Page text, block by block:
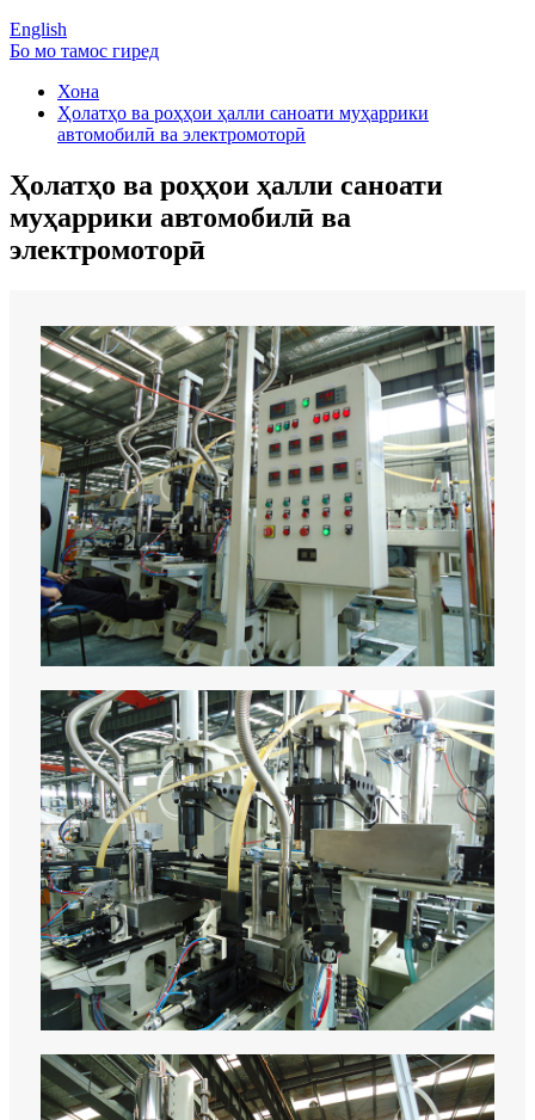
English
Бо мо тамос гиред
Хона
Ҳолатҳо ва роҳҳои ҳалли саноати муҳаррики
автомобилӣ ва электромоторӣ
Ҳолатҳо ва роҳҳои ҳалли саноати
муҳаррики автомобилӣ ва
электромоторӣ